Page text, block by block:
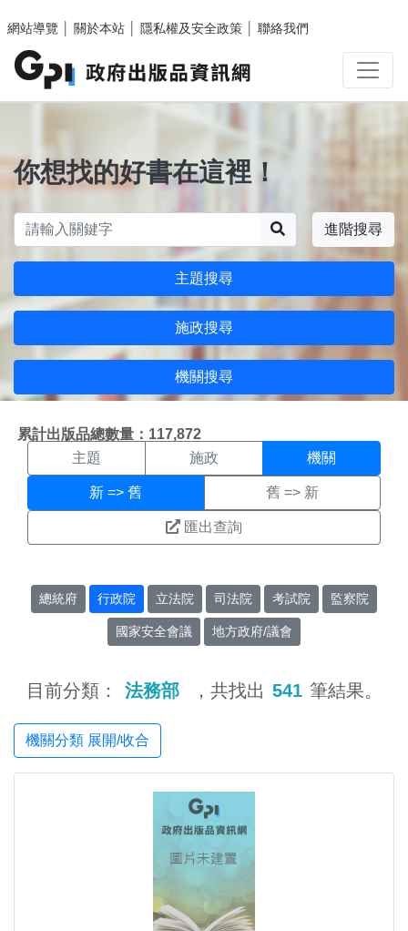
網站導覽
關於本站 隱私權及安全政策 聯絡我們
你想找的好書在這裡！
進階搜尋
主題搜尋
施政搜尋
機關搜尋
累計出版品總數量：117,872
機關搜尋結果頁面
主題 施政 機關
新 => 舊 舊 => 新
匯出查詢
總統府 行政院 立法院 司法院 考試院 監察院
國家安全會議 地方政府/議會
目前分類： 法務部 ，共找出 541 筆結果。
機關分類 展開/收合